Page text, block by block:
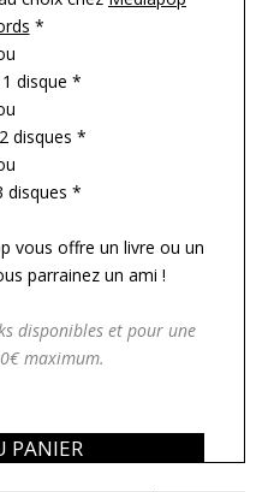
*
disque *
disques *
disques *
vous offre un livre ou un
parrainez un ami !
disponibles et pour une
maximum.
PANIER